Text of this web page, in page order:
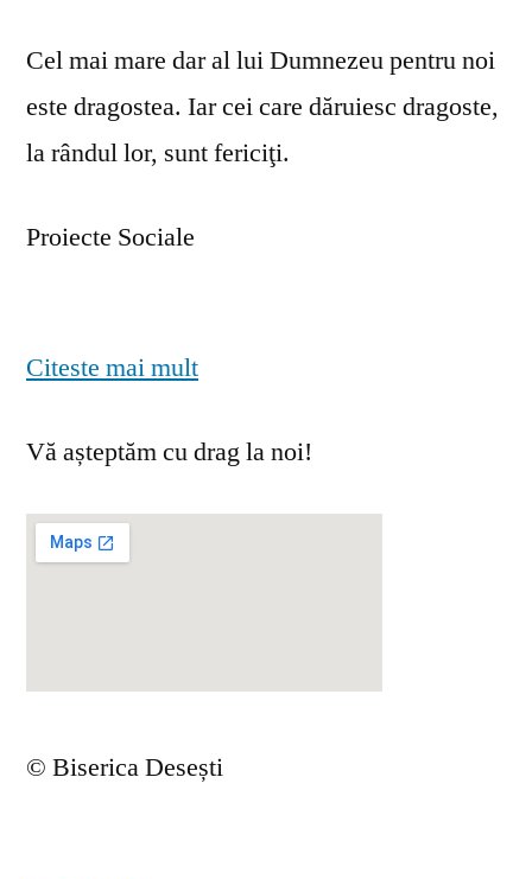
Cel mai mare dar al lui Dumnezeu pentru noi
este dragostea. Iar cei care dăruiesc dragoste,
la rândul lor, sunt fericiţi.
Proiecte Sociale
Citeste mai mult
Vă așteptăm cu drag la noi!
© Biserica Desești